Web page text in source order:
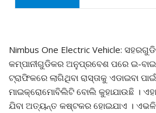
Nimbus One Electric Vehicle:
କମ୍ପାନୀଗୁଡିକର ଅନୁପ୍ରବେଶ ପରେ ଇ-
ଟ୍ରାଫିକରେ ଲାଗିଥିବା ରାସ୍ତାକୁ ଏଡାଇବା
ମାଇକ୍ରୋମୋବିଲିଟି ବୋଲି କୁହାଯାଉଛି ।
ଯିବା ଅତ୍ୟନ୍ତ କଷ୍ଟକର ହୋଇଯାଏ ।